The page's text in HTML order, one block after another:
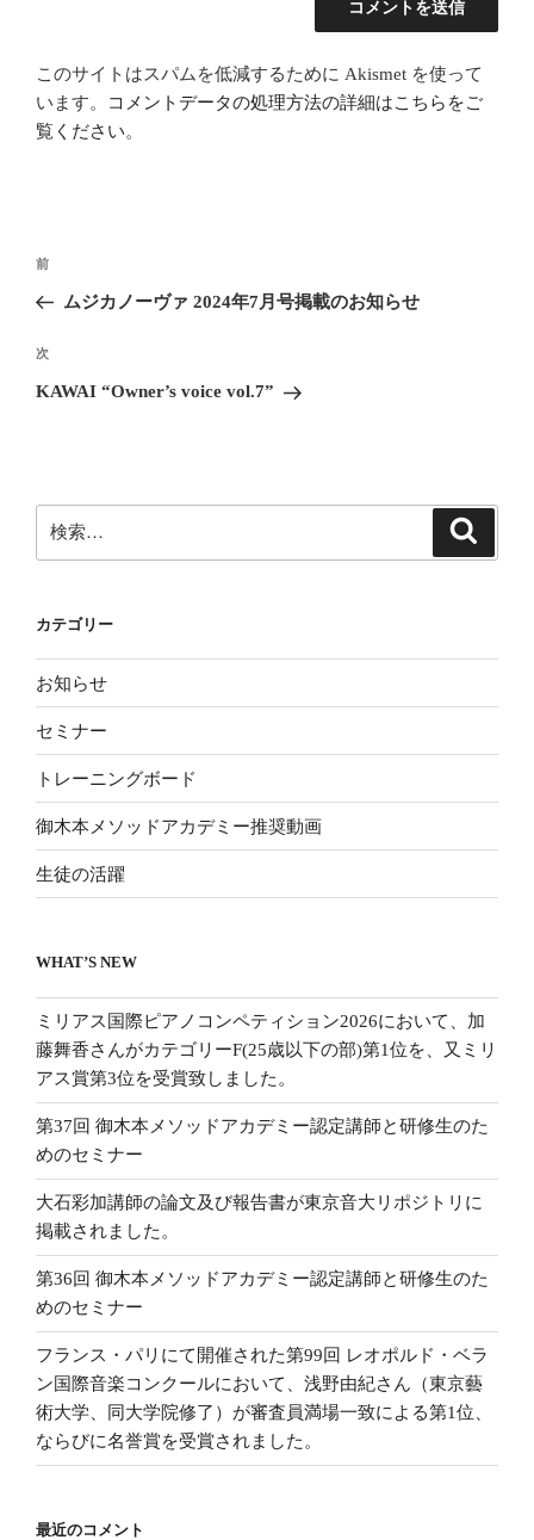
このサイトはスパムを低減するために Akismet を使って
います。
コメントデータの処理方法の詳細はこちらをご
覧ください。
投
ナ
ビ
ゲ
ン
前
の
稿
前
ムジカノーヴァ 2024年7月号掲載のお知らせ
次
の
次
KAWAI “Owner’s voice vol.7”
索:
カテゴリー
お知らせ
セミナー
トレーニングボード
御木本メソッドアカデミー推奨動画
生徒の活躍
WHAT’S NEW
ミリアス国際ピアノコンペティション2026において、加
藤舞香さんがカテゴリーF(25歳以下の部)第1位を、又ミリ
アス賞第3位を受賞致しました。
第37回 御木本メソッドアカデミー認定講師と研修生のた
めのセミナー
大石彩加講師の論文及び報告書が東京音大リポジトリに
掲載されました。
第36回 御木本メソッドアカデミー認定講師と研修生のた
めのセミナー
フランス・パリにて開催された第99回 レオポルド・ベラ
ン国際音楽コンクールにおいて、浅野由紀さん（東京藝
術大学、同大学院修了）が審査員満場一致による第1位、
ならびに名誉賞を受賞されました。
最近のコメント